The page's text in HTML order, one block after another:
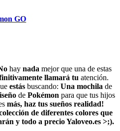
GO
haynada mejor que una de estas
llamará tu atención.
estás buscando:Una mochila de
dePokémon para que tus hijos
más, haz tus sueños realidad!
de diferentes colores que
y todo a precio Yaloveo.es >;).